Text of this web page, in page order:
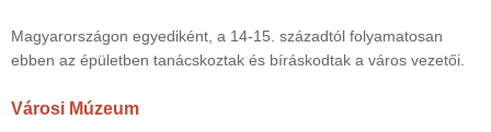
Magyarországon egyediként, a 14-15. századtól folyamatosan
ebben az épületben tanácskoztak és bíráskodtak a város vezetői.
Városi Múzeum